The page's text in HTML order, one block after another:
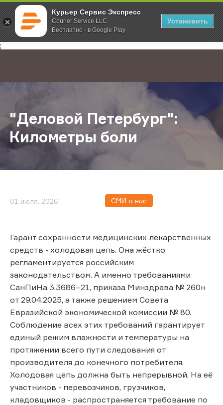
Курьер Сервис Экспресс
Courier Service LLC
Бесплатно - в Google Play
Установить
;
Главная О компании Новости "Деловой Петербург":
"Деловой Петербург":
Километры боли
01 июля, 2026 СМИ о нас
Гарант сохранности медицинских лекарственных
средств - холодовая цепь. Она жёстко
регламентируется российским
законодательством. А именно требованиями
СанПиНа 3.3686–21, приказа Минздрава № 260н
от 29.04.2025, а также решением Совета
Евразийской экономической комиссии № 80.
Соблюдение всех этих требований гарантирует
единый режим влажности и температуры на
протяжении всего пути следования от
производителя до конечного потребителя.
Холодовая цепь должна быть непрерывной. На её
участников - перевозчиков, грузчиков,
кладовщиков - распространяется требование по